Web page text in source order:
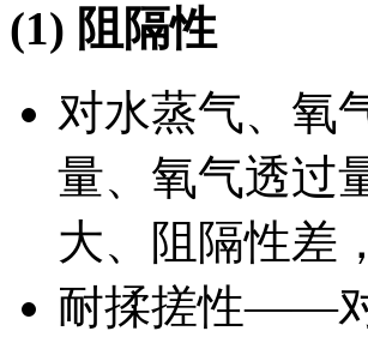
(1) 阻隔性
对水蒸气、氧
量、氧气透过
大、阻隔性差
耐揉搓性——